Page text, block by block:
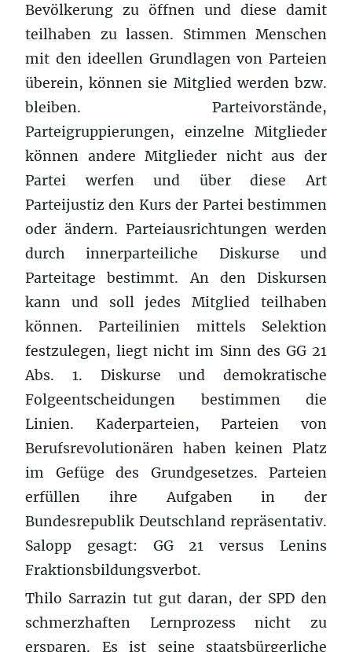
Bevölkerung zu öffnen und diese damit
teilhaben zu lassen. Stimmen Menschen
mit den ideellen Grundlagen von Parteien
überein, können sie Mitglied werden bzw.
bleiben. Parteivorstände,
Parteigruppierungen, einzelne Mitglieder
können andere Mitglieder nicht aus der
Partei werfen und über diese Art
Parteijustiz den Kurs der Partei bestimmen
oder ändern. Parteiausrichtungen werden
durch innerparteiliche Diskurse und
Parteitage bestimmt. An den Diskursen
kann und soll jedes Mitglied teilhaben
können. Parteilinien mittels Selektion
festzulegen, liegt nicht im Sinn des GG 21
Abs. 1. Diskurse und demokratische
Folgeentscheidungen bestimmen die
Linien. Kaderparteien, Parteien von
Berufsrevolutionären haben keinen Platz
im Gefüge des Grundgesetzes. Parteien
erfüllen ihre Aufgaben in der
Bundesrepublik Deutschland repräsentativ.
Salopp gesagt: GG 21 versus Lenins
Fraktionsbildungsverbot.
Thilo Sarrazin tut gut daran, der SPD den
schmerzhaften Lernprozess nicht zu
ersparen. Es ist seine staatsbürgerliche